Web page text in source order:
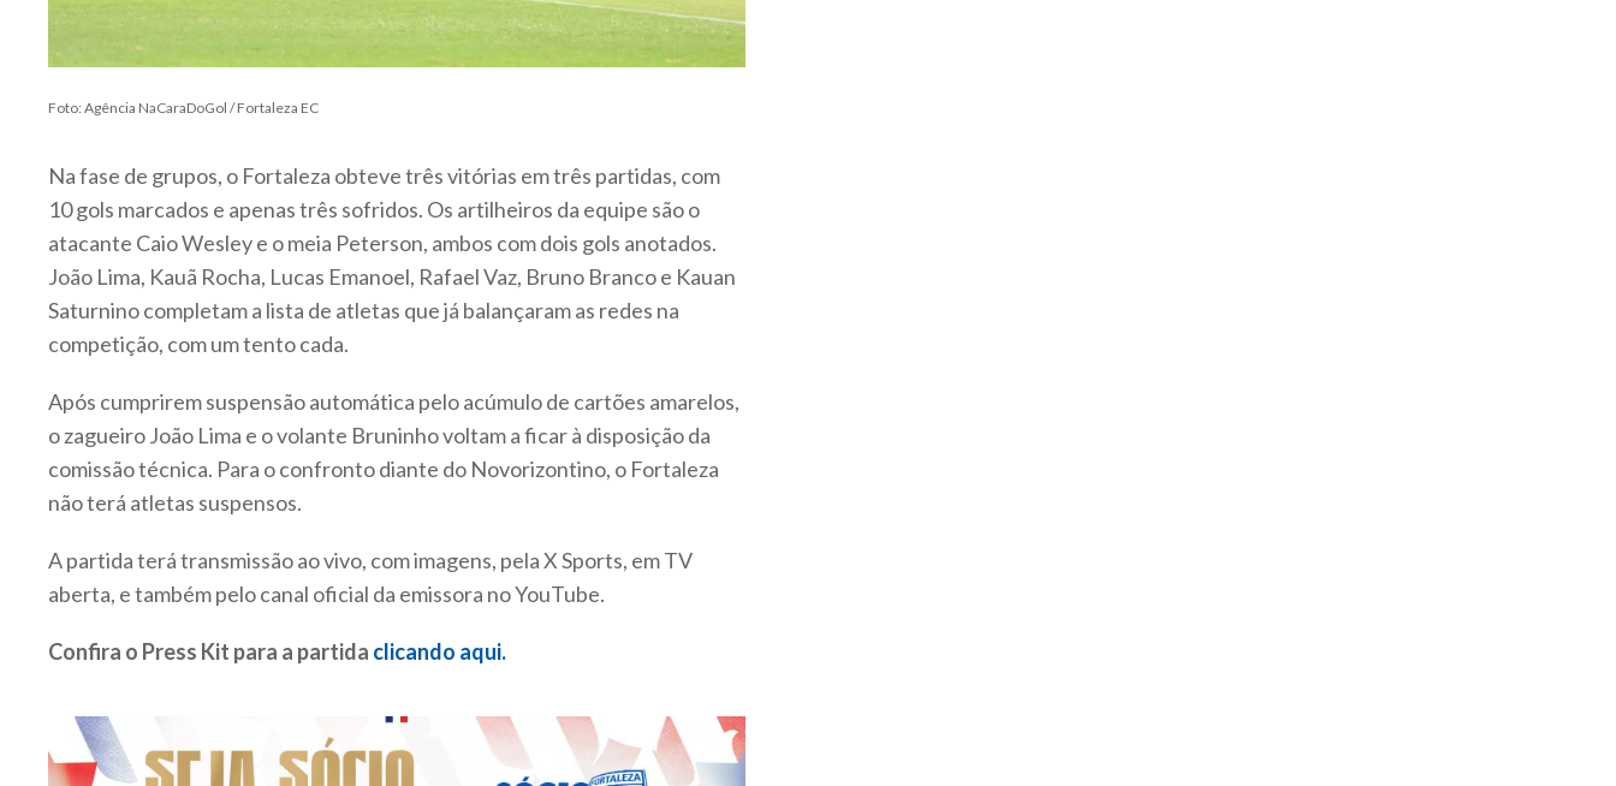
Foto: Agência NaCaraDoGol / Fortaleza EC
Na fase de grupos, o Fortaleza obteve três vitórias em três partidas, com
10 gols marcados e apenas três sofridos. Os artilheiros da equipe são o
atacante Caio Wesley e o meia Peterson, ambos com dois gols anotados.
João Lima, Kauã Rocha, Lucas Emanoel, Rafael Vaz, Bruno Branco e Kauan
Saturnino completam a lista de atletas que já balançaram as redes na
competição, com um tento cada.
Após cumprirem suspensão automática pelo acúmulo de cartões amarelos,
o zagueiro João Lima e o volante Bruninho voltam a ficar à disposição da
comissão técnica. Para o confronto diante do Novorizontino, o Fortaleza
não terá atletas suspensos.
A partida terá transmissão ao vivo, com imagens, pela X Sports, em TV
aberta, e também pelo canal oficial da emissora no YouTube.
Confira o Press Kit para a partida clicando aqui.